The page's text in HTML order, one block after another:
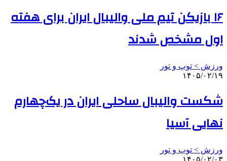
۱۶ بازیکن تیم ملی والیبال ایران برای هفته
اول مشخص شدند
ورزش > توپ و تور
۱۴۰۵/۰۲/۱۹
شکست والیبال ساحلی ایران در یک‌چهارم
نهایی آسیا
ورزش > توپ و تور